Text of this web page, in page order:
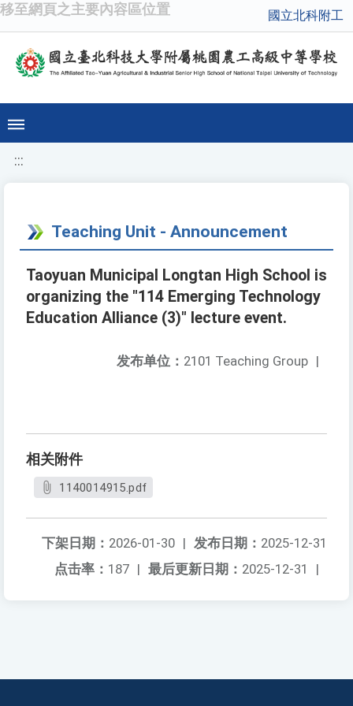
移至網頁之主要內容區位置 國立北科附工
:::
Teaching Unit - Announcement
Taoyuan Municipal Longtan High School is
organizing the "114 Emerging Technology
Education Alliance (3)" lecture event.
发布单位： 2101 Teaching Group |
相关附件
1140014915.pdf
发布日期： 2025-12-31
下架日期： 2026-01-30 |
最后更新日期： 2025-12-31 |
点击率： 187 |